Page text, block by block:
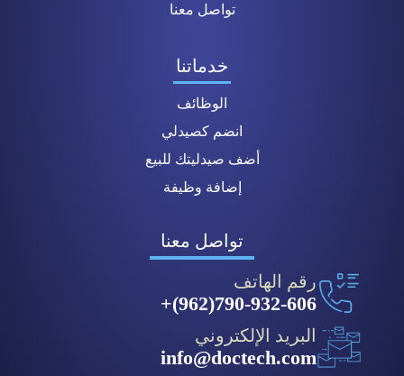
تواصل معنا
خدماتنا
الوظائف
انضم كصيدلي
أضف صيدليتك للبيع
إضافة وظيفة
تواصل معنا
رقم الهاتف
790-932-606(962)+
البريد الإلكتروني
info@doctech.com